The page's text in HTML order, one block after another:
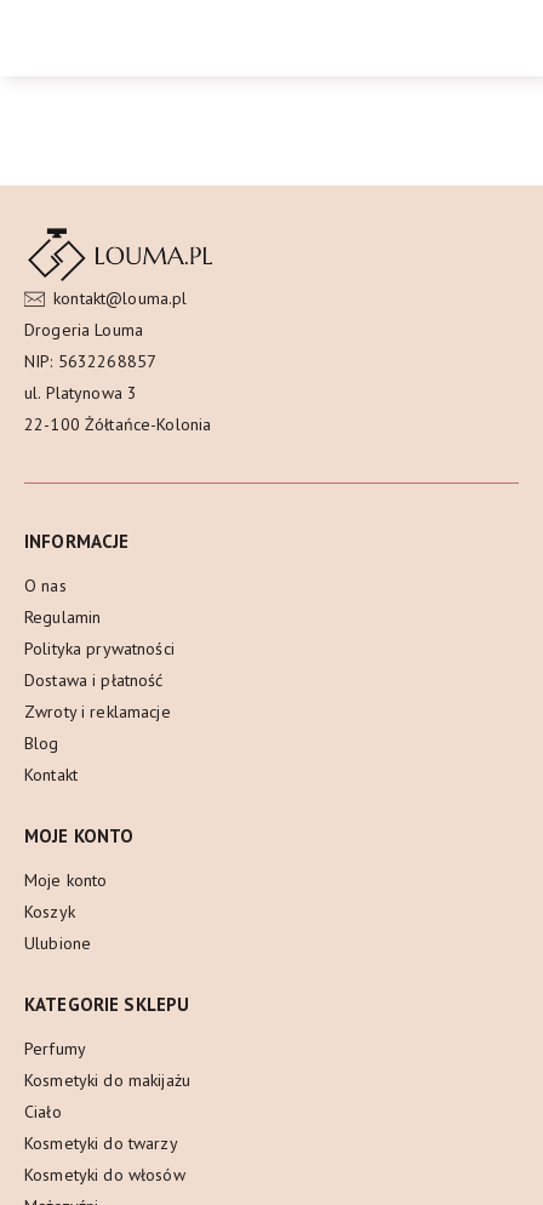
kontakt@louma.pl
Drogeria Louma
NIP: 5632268857
ul. Platynowa 3
22-100 Żółtańce-Kolonia
INFORMACJE
O nas
Regulamin
Polityka prywatności
Dostawa i płatność
Zwroty i reklamacje
Blog
Kontakt
MOJE KONTO
Moje konto
Koszyk
Ulubione
KATEGORIE SKLEPU
Perfumy
Kosmetyki do makijażu
Ciało
Kosmetyki do twarzy
Kosmetyki do włosów